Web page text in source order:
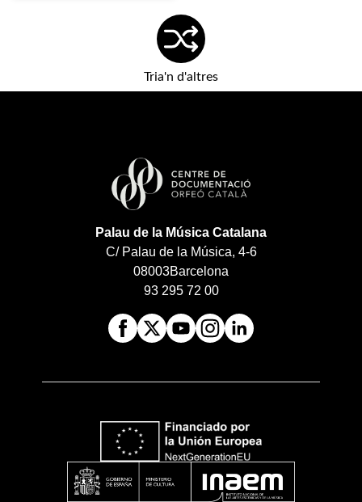
Tria'n d'altres
Palau de la Música Catalana
C/ Palau de la Música, 4-6
08003Barcelona
93 295 72 00